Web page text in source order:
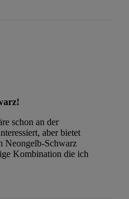
schon an der
aber bietet
Neongelb-Schwarz
Kombination die ich